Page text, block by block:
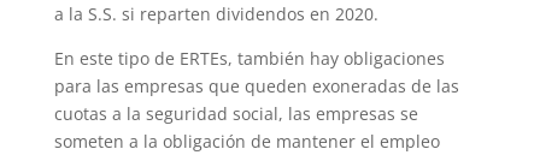
a la S.S. si reparten dividendos en 2020.
En este tipo de ERTEs, también hay obligaciones
para las empresas que queden exoneradas de las
cuotas a la seguridad social, las empresas se
someten a la obligación de mantener el empleo